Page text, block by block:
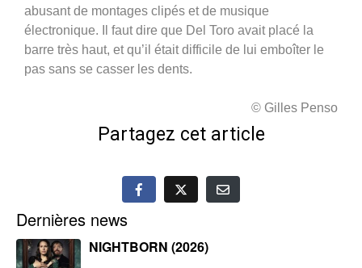
abusant de montages clipés et de musique
électronique. Il faut dire que Del Toro avait placé la
barre très haut, et qu’il était difficile de lui emboîter le
pas sans se casser les dents.
© Gilles Penso
Partagez cet article
Dernières news
NIGHTBORN (2026)